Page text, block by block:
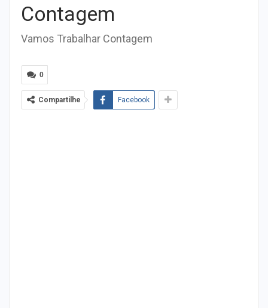
Contagem
Vamos Trabalhar Contagem
0
Compartilhe Facebook